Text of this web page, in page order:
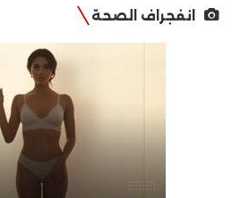
انفجراف الصحة